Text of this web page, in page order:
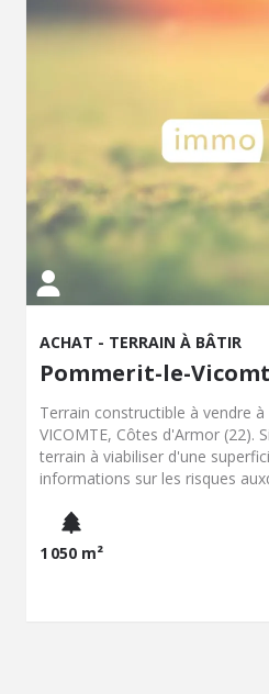
ACHAT - TERRAIN À BÂTIR
Pommerit-le-
Terrain constructible à vendre à
VICOMTE, Côtes d'Armor (22).
terrain à viabiliser d'une
informations sur les risques
gouv. fr
1 050 m²